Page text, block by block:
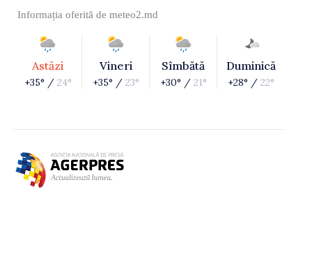
Informația oferită de meteo2.md
Astăzi
+35° / 24°
Vineri
+35° / 23°
Sîmbătă
+30° / 21°
Duminică
+28° / 22°